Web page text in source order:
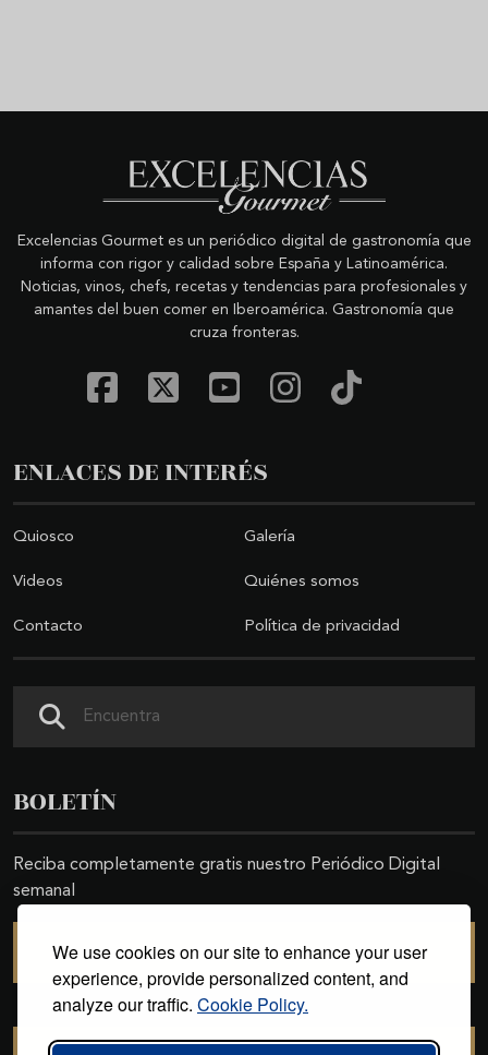
We use cookies on our site to enhance your user
experience, provide personalized content, and
analyze our traffic. Cookie Policy.
Excelencias Gourmet es un periódico digital de gastronomía que
informa con rigor y calidad sobre España y Latinoamérica.
Noticias, vinos, chefs, recetas y tendencias para profesionales y
amantes del buen comer en Iberoamérica. Gastronomía que
cruza fronteras.
ENLACES DE INTERÉS
Quiosco Galería
Videos Quiénes somos
Contacto Política de privacidad
BOLETÍN
Reciba completamente gratis nuestro Periódico Digital
semanal
SUSCRIBIRSE